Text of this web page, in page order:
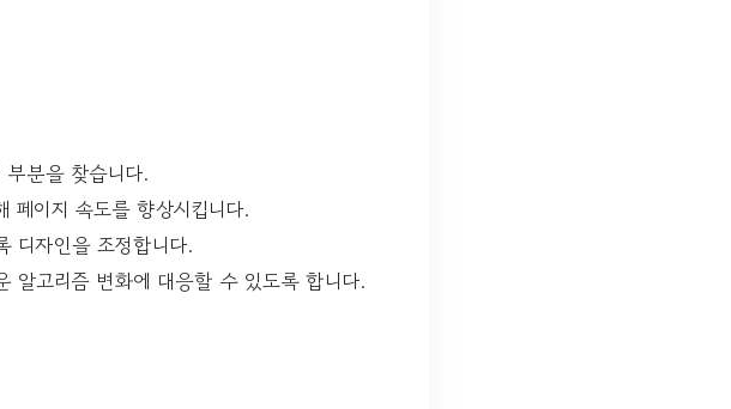
분을 찾습니다.
페이지 속도를 향상시킵니다.
디자인을 조정합니다.
알고리즘 변화에 대응할 수 있도록 합니다.